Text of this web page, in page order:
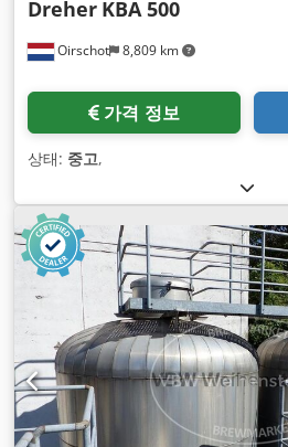
Oirschot 8,809 km
Dreher KBA 500
가격 정보
상태: 중고,